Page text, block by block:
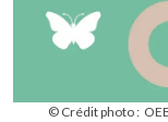
© Crédit photo :